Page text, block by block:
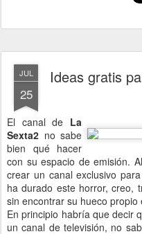
JUL
25
Ideas gratis
El canal de La
Sexta2 no sabe
bien qué hacer
con su espacio de emisión.
crear un canal exclusivo
ha durado este horror, creo,
sin encontrar su hueco propio
En principio habría que decir
un canal de televisión, no